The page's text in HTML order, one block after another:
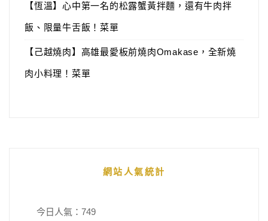
【恆溫】心中第一名的松露蟹黃拌麵，還有牛肉拌
飯、限量牛舌飯！菜單
【己越燒肉】高雄最愛板前燒肉Omakase，全新燒
肉小料理！菜單
網站人氣統計
今日人氣： 749